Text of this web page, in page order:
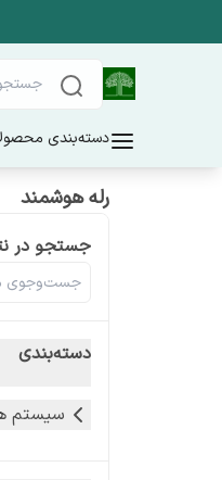
دسته‌بندی
رله هوشمند
جستجو در
دسته‌بندی
سیستم